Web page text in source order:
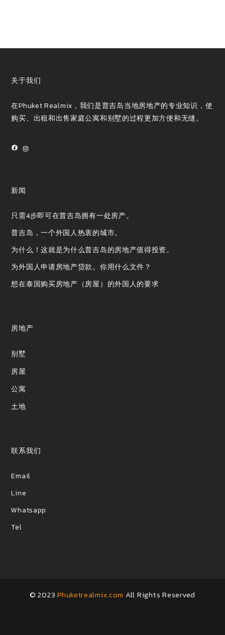
关于我们
在Phuket Realmix，我们是普吉岛当地房地产的专业知识，使
购买、出租和出售家庭公寓和别墅的过程更加方便和无缝。
Facebook
Instagram
新闻
只需4步即可在普吉岛拥有一处房产。
普吉岛，一个外国人热衷的城市。
为什么！这就是为什么普吉岛的房地产值得投资。
为外国人申请房地产贷款。你用什么文件？
想在泰国购买房地产（房屋）的外国人的要求
房地产
别墅
房屋
公寓
土地
联系我们
Email
Line
Whatsapp
Tel
© 2023Phuketrealmix.com All Rights Reserved